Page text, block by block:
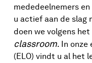
mededeelnemers
u actief aan de slag
doen we volgens
classroom. In onze
(ELO) vindt u al het